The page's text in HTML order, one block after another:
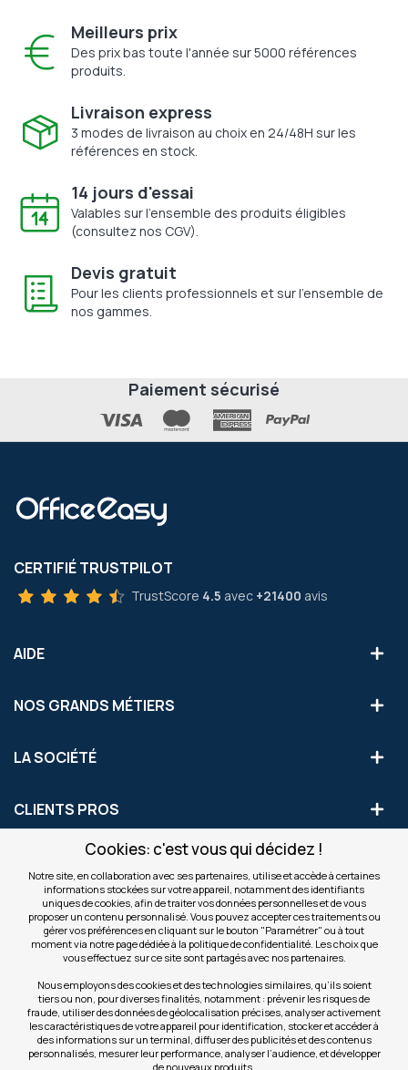
Cookies: c'est vous qui décidez !
Notre site, en collaboration avec ses partenaires, utilise et accède à certaines
informations stockées sur votre appareil, notamment des identifiants
uniques de cookies, afin de traiter vos données personnelles et de vous
proposer un contenu personnalisé. Vous pouvez accepter ces traitements ou
gérer vos préférences en cliquant sur le bouton "Paramétrer" ou à tout
moment via notre page dédiée à la politique de confidentialité. Les choix que
vous effectuez sur ce site sont partagés avec nos partenaires.
Nous employons des cookies et des technologies similaires, qu’ils soient
tiers ou non, pour diverses finalités, notamment : prévenir les risques de
fraude, utiliser des données de géolocalisation précises, analyser activement
les caractéristiques de votre appareil pour identification, stocker et accéder à
des informations sur un terminal, diffuser des publicités et des contenus
personnalisés, mesurer leur performance, analyser l’audience, et développer
de nouveaux produits.
Meilleurs prix
Des prix bas toute l'année sur 5000 références
produits.
Livraison express
3 modes de livraison au choix en 24/48H sur les
références en stock.
14 jours d'essai
Valables sur l'ensemble des produits éligibles
(consultez nos CGV).
Devis gratuit
Pour les clients professionnels et sur l'ensemble de
nos gammes.
Paiement sécurisé
CERTIFIÉ TRUSTPILOT
TrustScore 4.5 avec +21400 avis
AIDE
NOS GRANDS MÉTIERS
LA SOCIÉTÉ
CLIENTS PROS
S'INSCRIRE AUX OFFRES COMMERCIALES
Inscription
notre
newsletter
Valider
NOS SITES